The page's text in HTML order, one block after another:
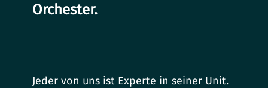
Orchester.
Jeder von uns ist Experte in seiner Unit.